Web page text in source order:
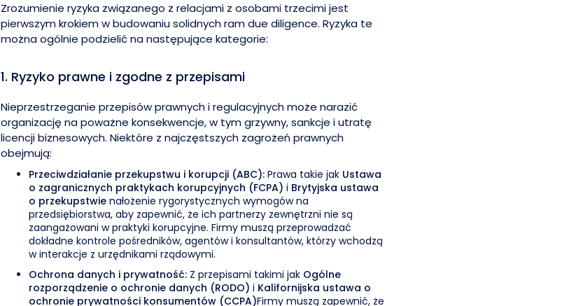
Zrozumienie ryzyka związanego z relacjami z osobami trzecimi jest
pierwszym krokiem w budowaniu solidnych ram due diligence. Ryzyka te
można ogólnie podzielić na następujące kategorie:
1. Ryzyko prawne i zgodne z przepisami
Nieprzestrzeganie przepisów prawnych i regulacyjnych może narazić
organizację na poważne konsekwencje, w tym grzywny, sankcje i utratę
licencji biznesowych. Niektóre z najczęstszych zagrożeń prawnych
obejmują:
Przeciwdziałanie przekupstwu i korupcji (ABC): Prawa takie jak Ustawa
o zagranicznych praktykach korupcyjnych (FCPA) i Brytyjska ustawa
o przekupstwie nałożenie rygorystycznych wymogów na
przedsiębiorstwa, aby zapewnić, że ich partnerzy zewnętrzni nie są
zaangażowani w praktyki korupcyjne. Firmy muszą przeprowadzać
dokładne kontrole pośredników, agentów i konsultantów, którzy wchodzą
w interakcje z urzędnikami rządowymi.
Ochrona danych i prywatność: Z przepisami takimi jak Ogólne
rozporządzenie o ochronie danych (RODO) i Kalifornijska ustawa o
ochronie prywatności konsumentów (CCPA)Firmy muszą zapewnić, że